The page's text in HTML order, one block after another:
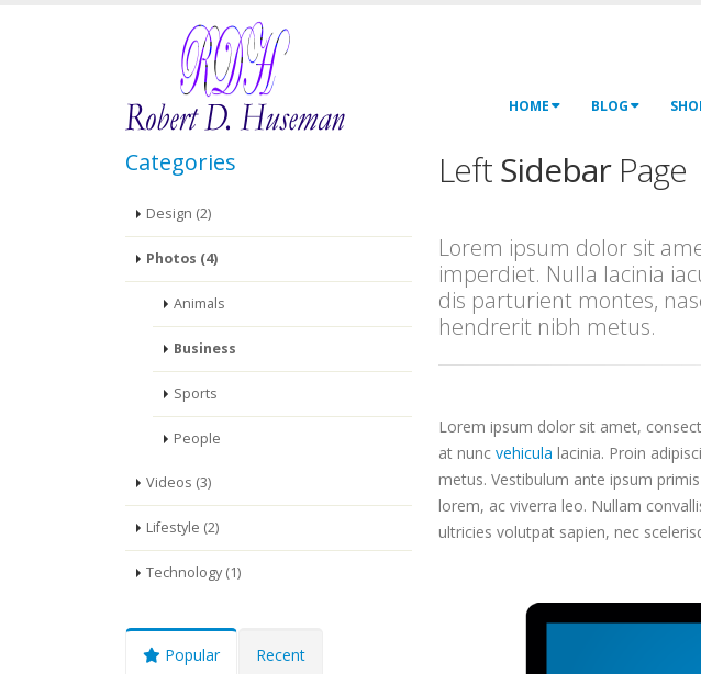
HOME BLOG
Categories
Design (2)
Photos (4)
Animals
Business
Sports
People
Videos (3)
Lifestyle (2)
Technology (1)
Popular Recent
LeftSidebarPage
Lorem ipsum dolor sit
imperdiet. Nulla lacinia
dis parturient montes,
hendrerit nibh metus.
Lorem ipsum dolor sit amet,
at nunc vehicula lacinia. Proin
metus. Vestibulum ante ipsum
lorem, ac viverra leo. Nullam
ultricies volutpat sapien, nec